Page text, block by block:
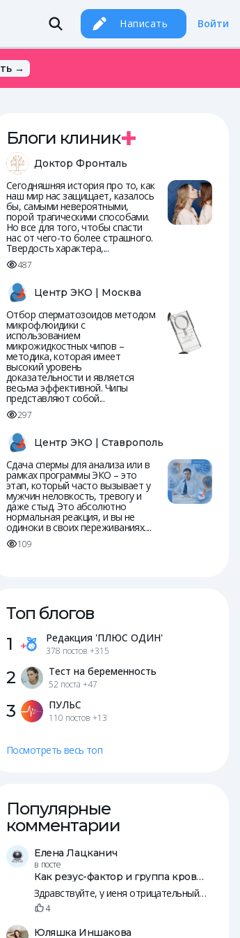
Написать Войти
→
Блоги клиник
Доктор Фронталь
Сегодняшняя история про то, как
наш мир нас защищает, казалось
бы, самыми невероятными,
порой трагическими способами.
Но все для того, чтобы спасти
нас от чего-то более страшного.
Твердость характера,...
487
Центр ЭКО | Москва
Отбор сперматозоидов методом
микрофлюидики с
использованием
микрожидкостных чипов –
методика, которая имеет
высокий уровень
доказательности и является
весьма эффективной. Чипы
представляют собой...
297
Центр ЭКО | Ставрополь
Сдача спермы для анализа или в
рамках программы ЭКО – это
этап, который часто вызывает у
мужчин неловкость, тревогу и
даже стыд. Это абсолютно
нормальная реакция, и вы не
одиноки в своих переживаниях....
109
Топ блогов
1
Редакция 'ПЛЮС ОДИН'
378 постов+315
2 Тест на беременность
52 поста+47
3 ПУЛЬС
110 постов+13
Посмотреть весь топ
Популярные
комментарии
Елена Лацканич
в посте
Как резус-фактор и группа крови влияют на зачатие и беременность
Здравствуйте, у иеня отрицательный резус, у мужа положительны. Пятеро общих детей, младшей уде 14 лет.
4
Юляшка Иншакова